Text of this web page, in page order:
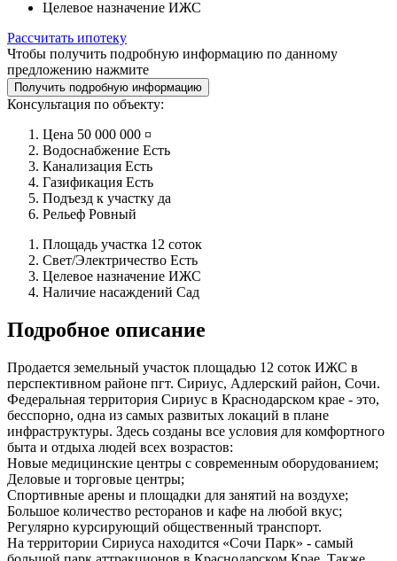
Целевое назначение ИЖС
Рассчитать ипотеку
Чтобы получить подробную информацию по данному
предложению нажмите
Получить подробную информацию
Консультация по объекту:
Цена 50 000 000 ¤
Водоснабжение Есть
Канализация Есть
Газификация Есть
Подъезд к участку да
Рельеф Ровный
Площадь участка 12 соток
Свет/Электричество Есть
Целевое назначение ИЖС
Наличие насаждений Сад
Подробное описание
Продается земельный участок площадью 12 соток ИЖС в
перспективном районе пгт. Сириус, Адлерский район, Сочи.
Федеральная территория Сириус в Краснодарском крае - это,
бесспорно, одна из самых развитых локаций в плане
инфраструктуры. Здесь созданы все условия для комфортного
быта и отдыха людей всех возрастов:
Новые медицинские центры с современным оборудованием;
Деловые и торговые центры;
Спортивные арены и площадки для занятий на воздухе;
Большое количество ресторанов и кафе на любой вкус;
Регулярно курсирующий общественный транспорт.
На территории Сириуса находится «Сочи Парк» - самый